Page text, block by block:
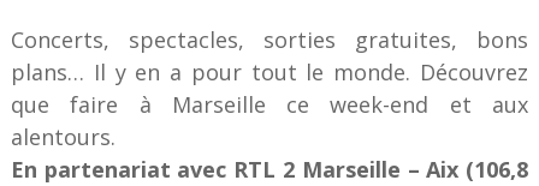
Concerts, spectacles, sorties gratuites, bons
plans… Il y en a pour tout le monde. Découvrez
que faire à Marseille ce week-end et aux
alentours.
En partenariat avec RTL 2 Marseille – Aix (106,8